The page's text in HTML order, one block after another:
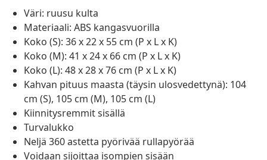
Väri: ruusu kulta
Materiaali: ABS kangasvuorilla
Koko (S): 36 x 22 x 55 cm (P x L x K)
Koko (M): 41 x 24 x 66 cm (P x L x K)
Koko (L): 48 x 28 x 76 cm (P x L x K)
Kahvan pituus maasta (täysin ulosvedettynä): 104
cm (S), 105 cm (M), 105 cm (L)
Kiinnitysremmit sisällä
Turvalukko
Neljä 360 astetta pyörivää rullapyörää
Voidaan sijoittaa isompien sisään